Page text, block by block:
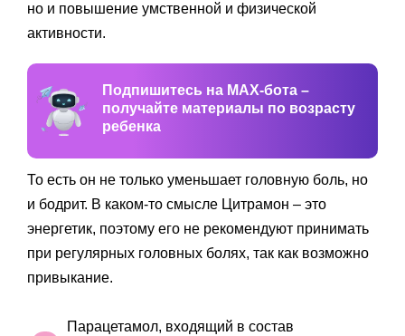
но и повышение умственной и физической
активности.
Подпишитесь на MAX-бота –
получайте материалы по возрасту
ребенка
То есть он не только уменьшает головную боль, но
и бодрит. В каком-то смысле Цитрамон – это
энергетик, поэтому его не рекомендуют принимать
при регулярных головных болях, так как возможно
привыкание.
Парацетамол, входящий в состав